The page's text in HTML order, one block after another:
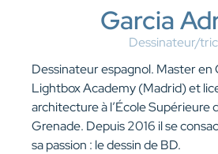
Garcia
Dessinateur/
Dessinateur espagnol. Master
Lightbox Academy (Madrid) et
architecture à l’École Supérieure
Grenade. Depuis 2016 il se
sa passion : le dessin de BD.